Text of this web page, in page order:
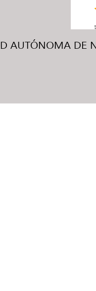
AUTÓNOMA DE